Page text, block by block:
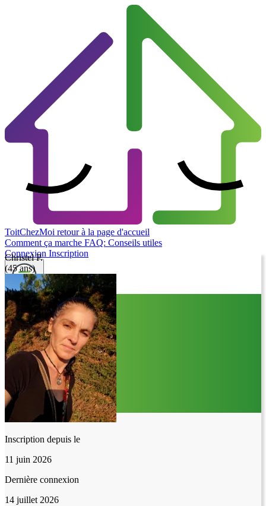
ToitChezMoi retour à la page d'accueil
Comment ça marche FAQ: Conseils utiles
Connexion Inscription
Christel P.
(45 ans)
Inscription depuis le
11 juin 2026
Dernière connexion
14 juillet 2026